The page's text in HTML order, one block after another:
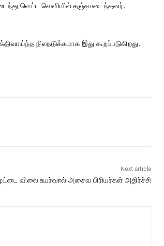
வெட்ட வெளியில் தஞ்சமடைந்தனர்.
நிலநடுக்கமாக இது கூறப்படுகிறது.
Next article
விலை உயர்வால் அசைவ பிரியர்கள் அதிர்ச்சி